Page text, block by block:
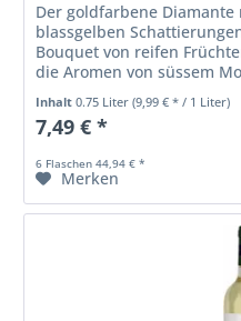
Der goldfarbene Diamante
blassgelben
Bouquet von reifen
die Aromen von süssem
ist ölig, elegant und leicht
Inhalt0.75 Liter(9,99 € * / 1 Liter)
7,49 € *
6 Flaschen 44,94 € *
Merken